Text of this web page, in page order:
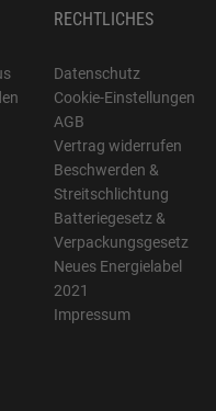
RECHTLICHES
Datenschutz
Cookie-Einstellungen
AGB
Vertrag widerrufen
Beschwerden &
Streitschlichtung
Batteriegesetz &
Verpackungsgesetz
Neues Energielabel
2021
Impressum